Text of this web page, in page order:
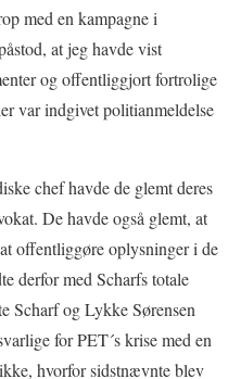
med en kampagne i
at jeg havde vist
og offentliggjort fortrolige
var indgivet politianmeldelse
chef havde de glemt deres
De havde også glemt, at
offentliggøre oplysninger i de
derfor med Scharfs totale
Scharf og Lykke Sørensen
for PET´s krise med en
hvorfor sidstnævnte blev